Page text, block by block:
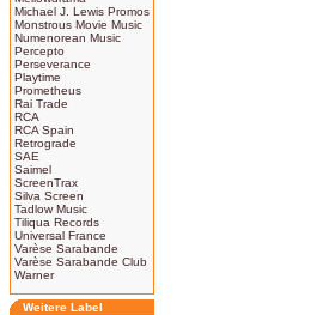
Michael J. Lewis Promos
Monstrous Movie Music
Numenorean Music
Percepto
Perseverance
Playtime
Prometheus
Rai Trade
RCA
RCA Spain
Retrograde
SAE
Saimel
ScreenTrax
Silva Screen
Tadlow Music
Tiliqua Records
Universal France
Varèse Sarabande
Varèse Sarabande Club
Warner
Weitere Label